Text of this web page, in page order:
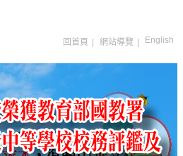
回首頁 網站導覽 English